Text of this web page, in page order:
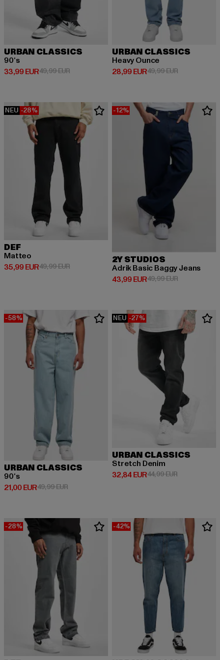
URBAN CLASSICS
90‘s
33,99 EUR
Derzeitiger Preis: 33,99 EUR
49,99 EURAktionspreis: 49,99 EUR
URBAN CLASSICS
Heavy Ounce
28,99 EUR
Derzeitiger Preis: 28,99 EUR
49,99 EURAktionspreis:
NEU -28%
DEF
Matteo
35,99 EUR
Derzeitiger Preis: 35,99 EUR
49,99 EURAktionspreis: 49,99 EUR
-12%
2Y STUDIOS
Adrik Basic Baggy Jeans
43,99 EUR
Derzeitiger Preis: 43,99 EUR
49,99 EURAktionspreis:
-58%
URBAN CLASSICS
90‘s
21,00 EUR
Derzeitiger Preis: 21,00 EUR
49,99 EURAktionspreis: 49,99 EUR
NEU -27%
URBAN CLASSICS
Stretch Denim
32,84 EUR
Derzeitiger Preis: 32,84 EUR
44,99 EURAktionspreis:
-28% -42%